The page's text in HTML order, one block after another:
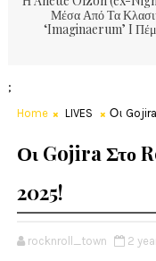
Μέσα Από Τα
‘Imaginaerum’ I
;
Home LIVES Οι
Οι Gojira Στο
2025!
rocknroll_town 2